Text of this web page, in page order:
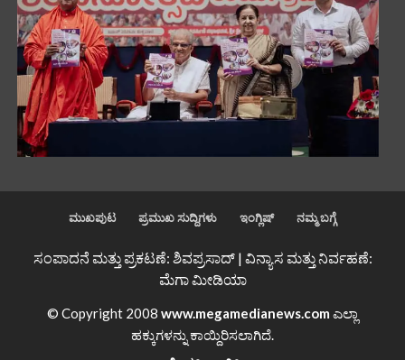
ಮುಖಪುಟ ಪ್ರಮುಖ ಸುದ್ದಿಗಳು ಇಂಗ್ಲಿಷ್ ನಮ್ಮ ಬಗ್ಗೆ
ಸಂಪಾದನೆ ಮತ್ತು ಪ್ರಕಟಣೆ: ಶಿವಪ್ರಸಾದ್ | ವಿನ್ಯಾಸ ಮತ್ತು ನಿರ್ವಹಣೆ:
ಮೆಗಾ ಮೀಡಿಯಾ
© Copyright 2008 www.megamedianews.com ಎಲ್ಲಾ
ಹಕ್ಕುಗಳನ್ನು ಕಾಯ್ದಿರಿಸಲಾಗಿದೆ.